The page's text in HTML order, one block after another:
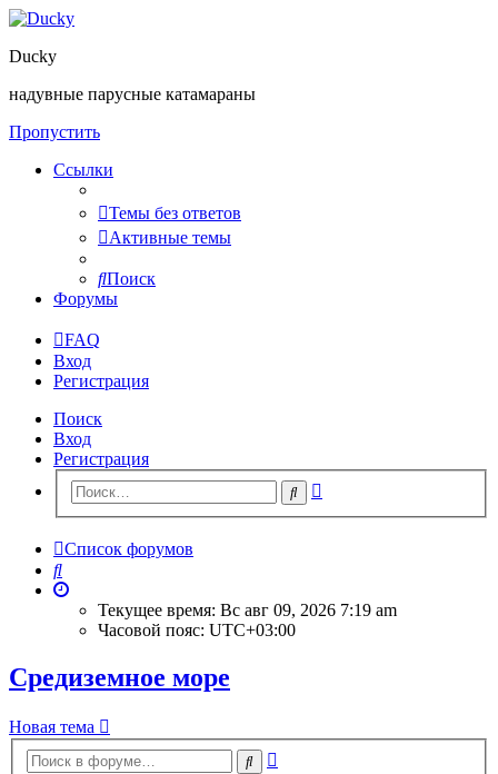
Ducky
надувные парусные катамараны
Пропустить
Ссылки
Темы без ответов
Активные темы
Поиск
Форумы
FAQ
Вход
Регистрация
Поиск
Вход
Регистрация
Поиск
Список форумов
Поиск
Текущее время: Вс авг 09, 2026 7:19 am
Часовой пояс: UTC+03:00
Средиземное море
Новая тема
Поиск